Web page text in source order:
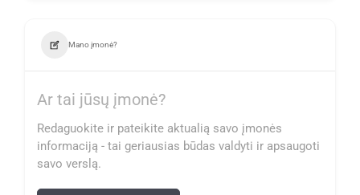
Mano įmonė?
Ar tai jūsų įmonė?
Redaguokite ir pateikite aktualią savo įmonės
informaciją - tai geriausias būdas valdyti ir apsaugoti
savo verslą.